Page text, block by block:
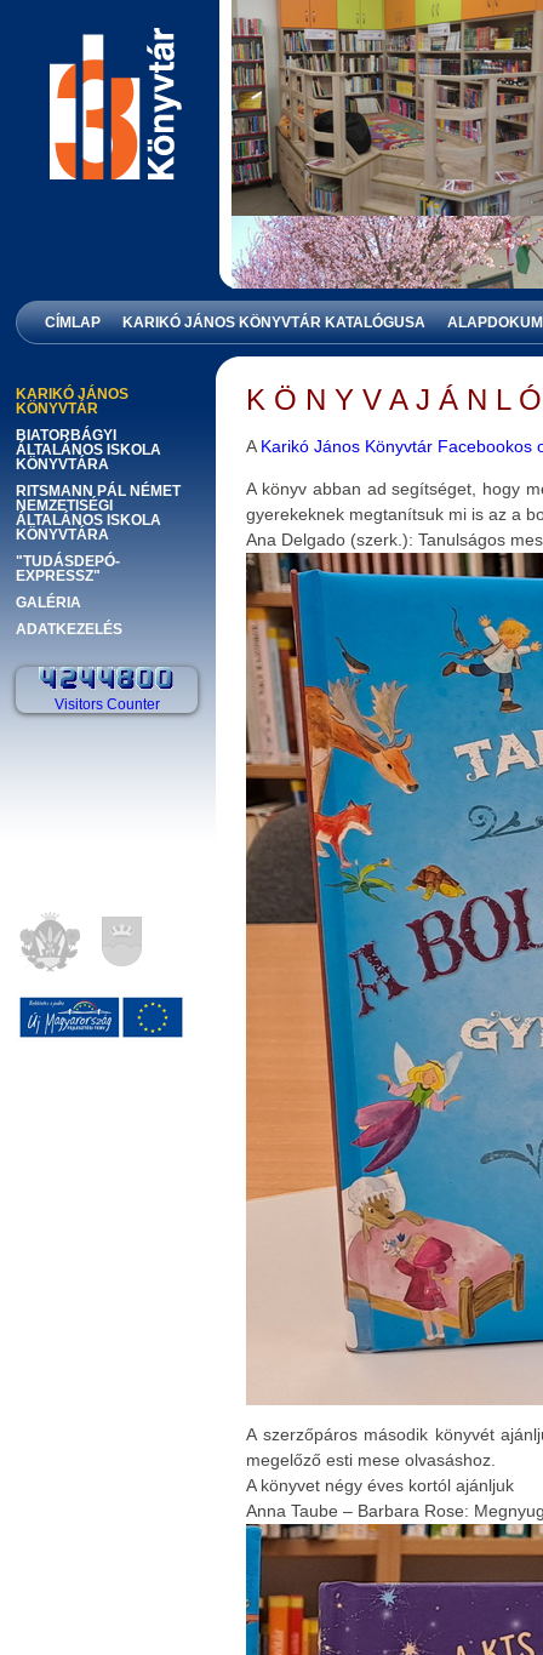
KARIKÓ JÁNOS KÖNYVTÁR
CÍMLAP KARIKÓ JÁNOS KÖNYVTÁR KATALÓGUSA
KARIKÓ JÁNOS
KÖNYVTÁR
BIATORBÁGYI
ÁLTALÁNOS ISKOLA
KÖNYVTÁRA
RITSMANN PÁL NÉMET
NEMZETISÉGI
ÁLTALÁNOS ISKOLA
KÖNYVTÁRA
"TUDÁSDEPÓ-
EXPRESSZ"
GALÉRIA
ADATKEZELÉS
Visitors Counter
K Ö N Y V A J Á N L
A Karikó János Könyvtár Facebookos
A könyv abban ad segítséget, hogy
gyerekeknek megtanítsuk mi is az a
Ana Delgado (szerk.): Tanulságos
A szerzőpáros második könyvét
megelőző esti mese olvasáshoz.
A könyvet négy éves kortól ajánljuk
Anna Taube – Barbara Rose: